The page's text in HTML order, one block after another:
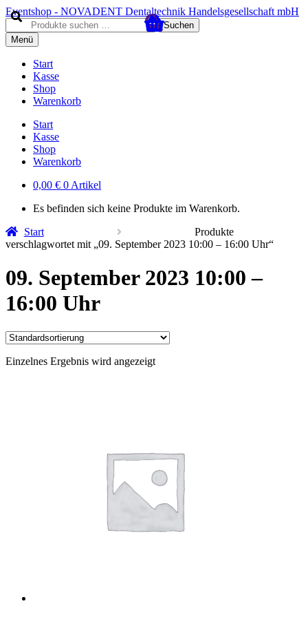
Zur
Navigation
springen
Zum
Inhalt
springen
Eventshop - NOVADENT Dentaltechnik Handelsgesellschaft mbH
Suche
nach:
Suchen
Menü
Start
Kasse
Shop
Warenkorb
Start
Kasse
Shop
Warenkorb
0,00 € 0 Artikel
Es befinden sich keine Produkte im Warenkorb.
Start
Produkte
verschlagwortet mit „09. September 2023 10:00 – 16:00 Uhr“
09. September 2023 10:00 –
16:00 Uhr
Einzelnes Ergebnis wird angezeigt